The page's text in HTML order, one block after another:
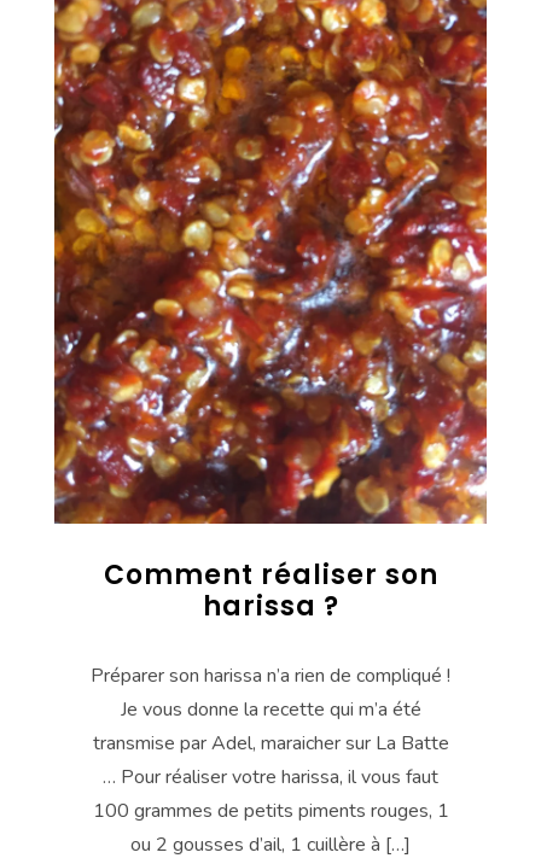
Comment réaliser son
harissa ?
Préparer son harissa n’a rien de compliqué !
Je vous donne la recette qui m’a été
transmise par Adel, maraicher sur La Batte
… Pour réaliser votre harissa, il vous faut
100 grammes de petits piments rouges, 1
ou 2 gousses d’ail, 1 cuillère à […]